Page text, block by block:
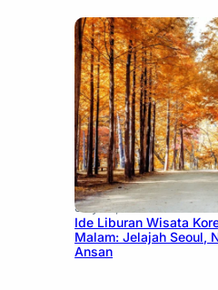
July 15, 2026
Ide Liburan Wisata
Malam: Jelajah Seoul,
Ansan